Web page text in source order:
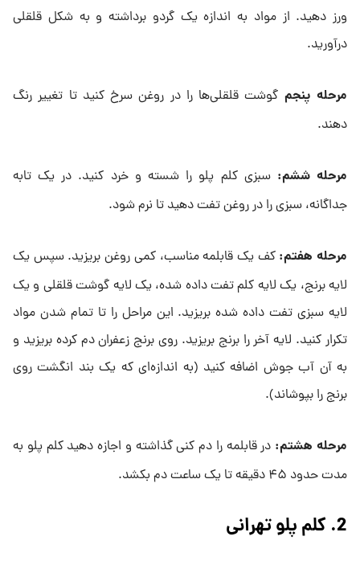
ورز دهید. از مواد به اندازه یک گردو برداشته و به شکل قلقلی
درآورید.
مرحله پنجم گوشت قلقلی‌ها را در روغن سرخ کنید تا تغییر رنگ
دهند.
مرحله ششم: سبزی کلم پلو را شسته و خرد کنید. در یک تابه
جداگانه، سبزی را در روغن تفت دهید تا نرم شود.
مرحله هفتم: کف یک قابلمه مناسب، کمی روغن بریزید. سپس یک
لایه برنج، یک لایه کلم تفت داده شده، یک لایه گوشت قلقلی و یک
لایه سبزی تفت داده شده بریزید. این مراحل را تا تمام شدن مواد
تکرار کنید. لایه آخر را برنج بریزید. روی برنج زعفران دم کرده بریزید و
به آن آب جوش اضافه کنید (به اندازه‌ای که یک بند انگشت روی
برنج را بپوشاند).
مرحله هشتم: در قابلمه را دم کنی گذاشته و اجازه دهید کلم پلو به
مدت حدود ۴۵ دقیقه تا یک ساعت دم بکشد.
2. کلم پلو تهرانی